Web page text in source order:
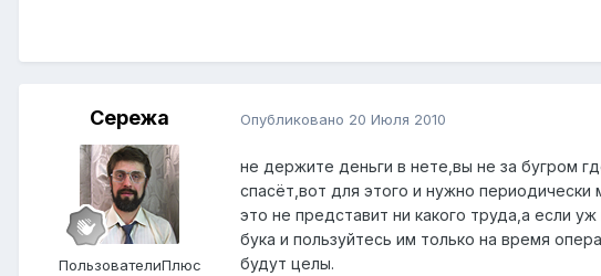
Сережа
ПользователиПлюс
Опубликовано 20 Июля 2010
не держите деньги в нете,вы не за бугром
спасёт,вот для этого и нужно
это не представит ни какого труда,а если
бука и пользуйтесь им только на время
будут целы.